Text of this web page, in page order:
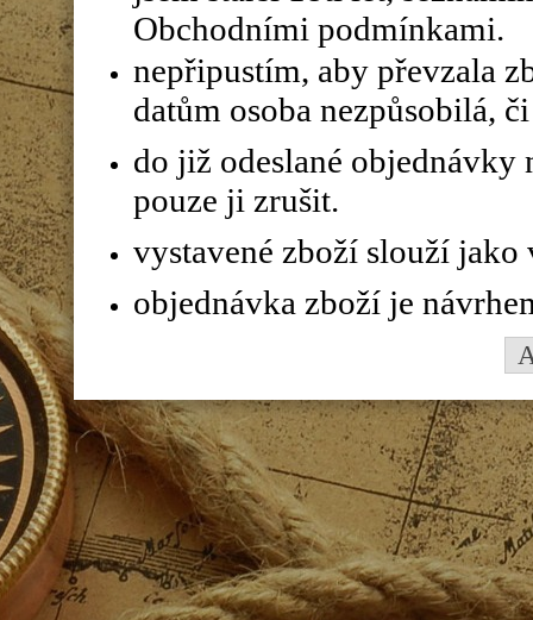
Obchodními podmínkami.
nepřipustím, aby převzala
datům osoba nezpůsobilá,
do již odeslané objednávky
pouze ji zrušit.
vystavené zboží slouží
objednávka zboží je